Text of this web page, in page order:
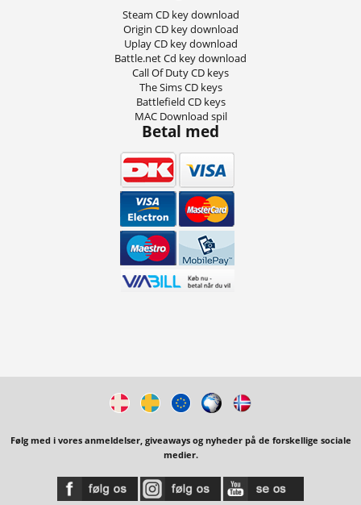
Steam CD key download
Origin CD key download
Uplay CD key download
Battle.net Cd key download
Call Of Duty CD keys
The Sims CD keys
Battlefield CD keys
MAC Download spil
Betal med
Følg med i vores anmeldelser, giveaways og nyheder på de forskellige sociale
medier.